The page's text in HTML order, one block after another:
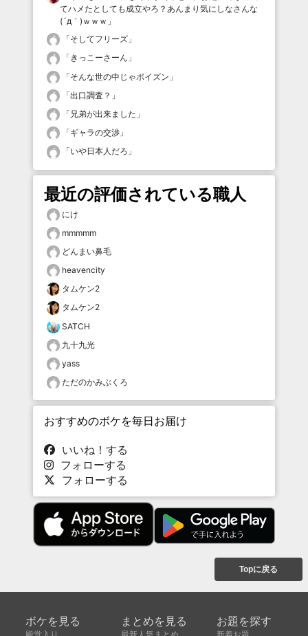
てハメたとしても成立やろ？あんまり気にしなさんな
(´д｀)ｗｗｗ 」
「そしてフリーズ 」
「 きっこーさーん 」
「そんな世の中じゃポイズン 」
「出口調査？ 」
「 兄弟が出来ました 」
「ギャラの交渉 」
「いや日本人だろ 」
最近の評価されている職人
にけ
mmmmm
どんまい鼻毛
heavencity
タムケン2
タムケン2
SATCH
九十九光
yass
ただのかみぶくろ
おすすめのボケを毎日お届け
いいね！する
フォローする
フォローする
Topに戻る
ボケを見る まとめを見る お題を探す